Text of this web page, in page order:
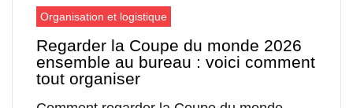
Organisation et logistique
Regarder la Coupe du monde 2026
ensemble au bureau : voici comment
tout organiser